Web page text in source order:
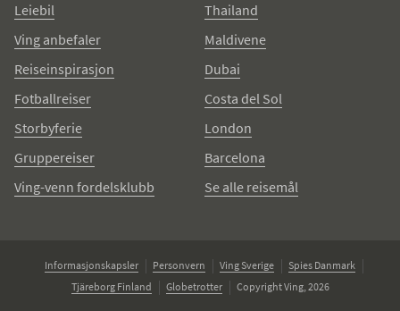
Leiebil
Ving anbefaler
Reiseinspirasjon
Fotballreiser
Storbyferie
Gruppereiser
Ving-venn fordelsklubb
Thailand
Maldivene
Dubai
Costa del Sol
London
Barcelona
Se alle reisemål
Informasjonskapsler Personvern Ving Sverige
Spies Danmark
Tjäreborg Finland
Globetrotter Copyright Ving, 2026